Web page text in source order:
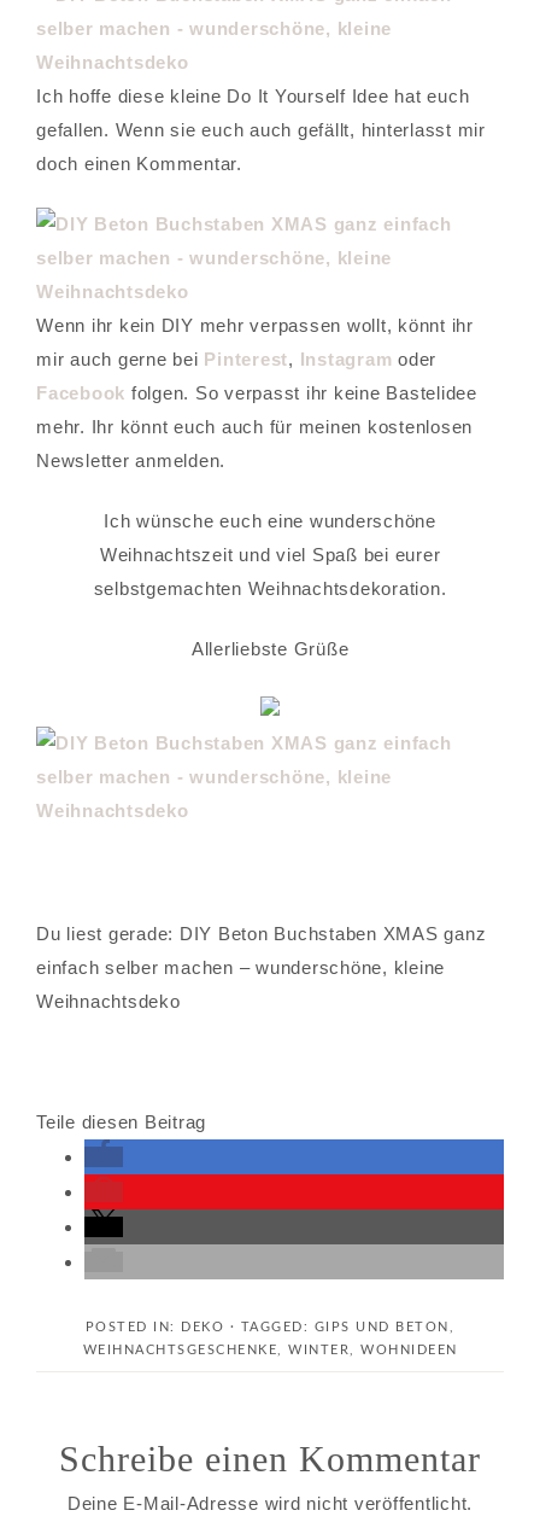
Ich hoffe diese kleine Do It Yourself Idee hat euch
gefallen. Wenn sie euch auch gefällt, hinterlasst mir
doch einen Kommentar.
Wenn ihr kein DIY mehr verpassen wollt, könnt ihr
mir auch gerne bei Pinterest, Instagram oder
Facebook folgen. So verpasst ihr keine Bastelidee
mehr. Ihr könnt euch auch für meinen kostenlosen
Newsletter anmelden.
Ich wünsche euch eine wunderschöne
Weihnachtszeit und viel Spaß bei eurer
selbstgemachten Weihnachtsdekoration.
Allerliebste Grüße
Du liest gerade: DIY Beton Buchstaben XMAS ganz
einfach selber machen – wunderschöne, kleine
Weihnachtsdeko
Teile diesen Beitrag
POSTED IN: DEKO · TAGGED: GIPS UND BETON
WEIHNACHTSGESCHENKE
WINTER WOHNIDEEN
Schreibe einen Kommentar
Deine E-Mail-Adresse wird nicht veröffentlicht.